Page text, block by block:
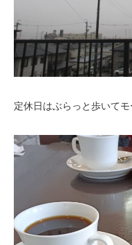
定休日はぶらっと歩いてモ